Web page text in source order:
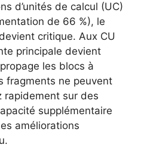
d’unités de calcul (UC)
de 66 %), le
critique. Aux CU
principale devient
les blocs à
fragments ne peuvent
rapidement sur des
supplémentaire
améliorations